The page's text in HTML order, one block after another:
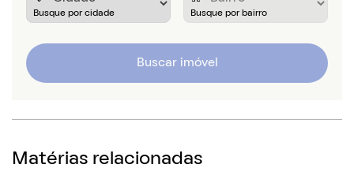
Buscar imóvel
Matérias relacionadas